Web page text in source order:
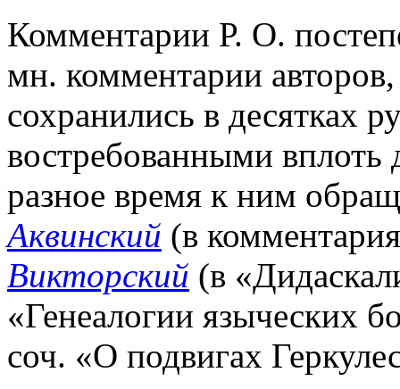
Комментарии Р. О.
мн. комментарии
сохранились в десятках
востребованными вплоть
разное время к ним
Аквинский (в
Викторский (в
«Генеалогии языческих
соч. «О подвигах